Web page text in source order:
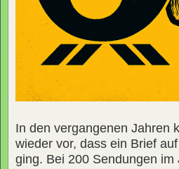
In den vergangenen Jahren
wieder vor, dass ein Brief
ging. Bei 200 Sendungen im